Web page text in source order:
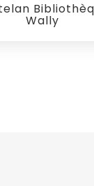
Wally